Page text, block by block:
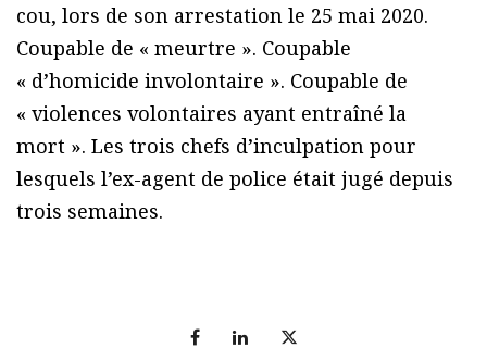
cou, lors de son arrestation le 25 mai 2020.
Coupable de « meurtre ». Coupable
« d’homicide involontaire ». Coupable de
« violences volontaires ayant entraîné la
mort ». Les trois chefs d’inculpation pour
lesquels l’ex-agent de police était jugé depuis
trois semaines.